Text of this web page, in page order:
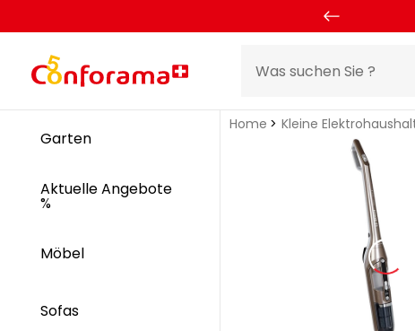
Garten
Aktuelle Angebote
%
Möbel
Sofas
Home Kleine